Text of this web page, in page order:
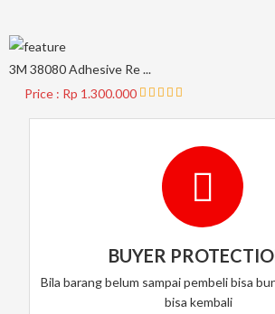
3M 38080 Adhesive Re ...
Price : Rp 1.300.000
BUYER
Bila barang belum sampai pembeli bisa
bisa kembali